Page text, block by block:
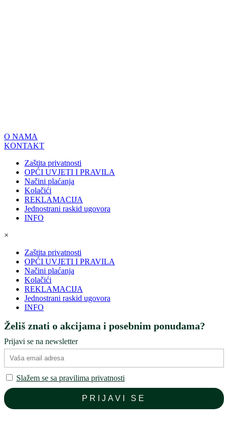
O NAMA
KONTAKT
Zaštita privatnosti
OPĆI UVJETI I PRAVILA
Načini plaćanja
Kolačići
REKLAMACIJA
Jednostrani raskid ugovora
INFO
×
Zaštita privatnosti
OPĆI UVJETI I PRAVILA
Načini plaćanja
Kolačići
REKLAMACIJA
Jednostrani raskid ugovora
INFO
Želiš znati o akcijama i posebnim ponudama?
Prijavi se na newsletter
Slažem se sa pravilima privatnosti